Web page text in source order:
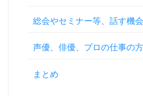
総会やセミナー等、話す機
声優、俳優、プロの仕事の方
まとめ